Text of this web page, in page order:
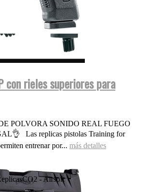
con rieles superiores para
POLVORA SONIDO REAL FUEGO
Las replicas pistolas Training for
entrenar por... más detalles